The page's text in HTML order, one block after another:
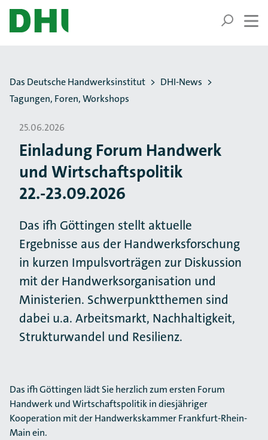
ZUM HAUPTINHALT SPRINGEN
ZUR SUCHE SPRINGEN
Sie befinden sich hier:
Das Deutsche Handwerksinstitut
DHI-News
Tagungen, Foren, Workshops
25.06.2026
Einladung Forum Handwerk
und Wirtschaftspolitik
22.-23.09.2026
Das ifh Göttingen stellt aktuelle
Ergebnisse aus der Handwerksforschung
in kurzen Impulsvorträgen zur Diskussion
mit der Handwerksorganisation und
Ministerien. Schwerpunktthemen sind
dabei u.a. Arbeitsmarkt, Nachhaltigkeit,
Strukturwandel und Resilienz.
Das ifh Göttingen lädt Sie herzlich zum ersten Forum
Handwerk und Wirtschaftspolitik in diesjähriger
Kooperation mit der Handwerkskammer Frankfurt-Rhein-
Main ein.